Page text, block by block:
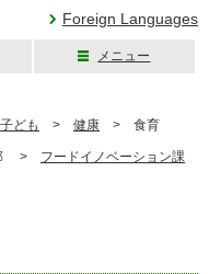
Foreign Languages
メニュー
ども > 健康 > 食育
> フードイノベーション課